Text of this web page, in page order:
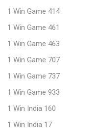
1 Win Game 414
1 Win Game 461
1 Win Game 463
1 Win Game 707
1 Win Game 737
1 Win Game 933
1 Win India 160
1 Win India 17